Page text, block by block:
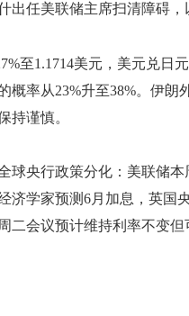
出任美联储主席扫清障碍
至1.1714美元，美元兑日
概率从23%升至38%。伊
持谨慎。
央行政策分化：美联储本
济学家预测6月加息，英国
二会议预计维持利率不变但